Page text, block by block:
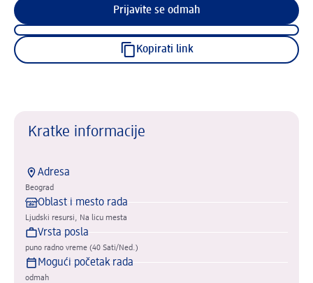
Prijavite se odmah
Kopirati link
Kratke informacije
Adresa
Beograd
Oblast i mesto rada
Ljudski resursi, Na licu mesta
Vrsta posla
puno radno vreme (40 Sati/Ned.)
Mogući početak rada
odmah